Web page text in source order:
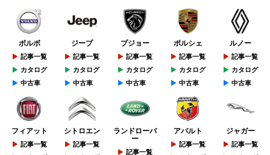
ボルボ
記事一覧
カタログ
中古車
ジープ
記事一覧
カタログ
中古車
プジョー
記事一覧
カタログ
中古車
ポルシェ
記事一覧
カタログ
中古車
ルノー
記事一覧
カタログ
中古車
フィアット
記事一覧
シトロエン
記事一覧
ランドローバ
ー
記事一覧
アバルト
記事一覧
ジャガー
記事一覧